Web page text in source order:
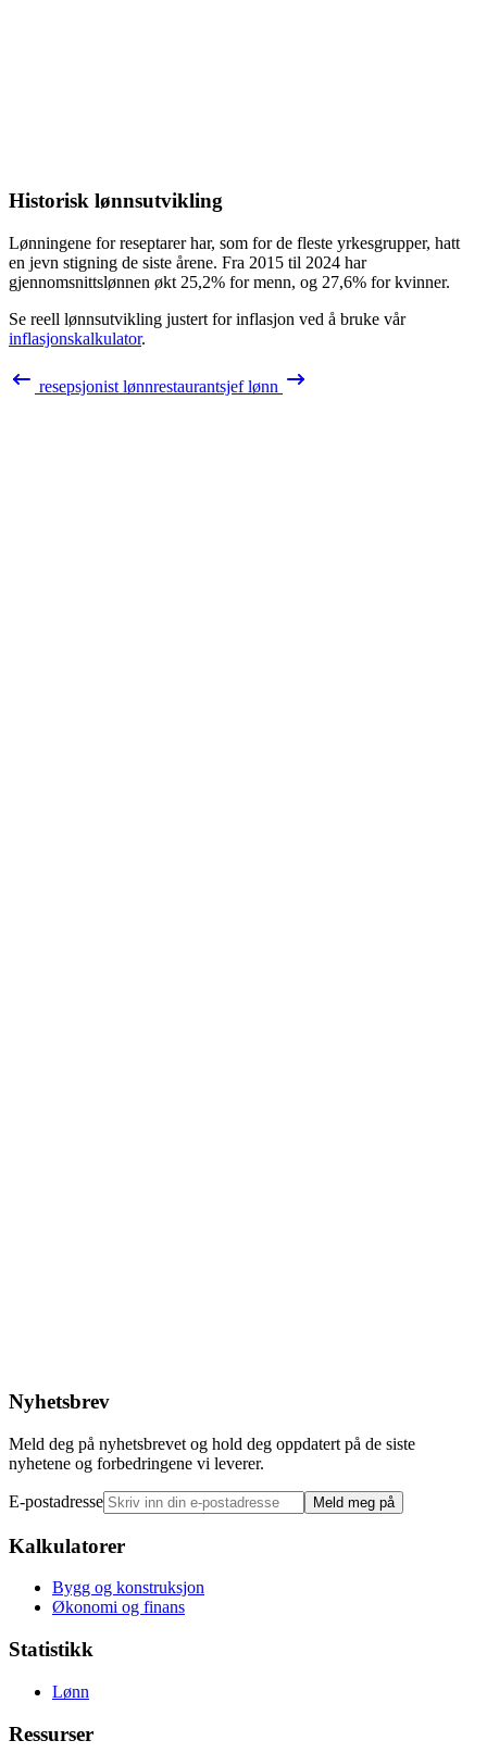
Historisk lønnsutvikling
Lønningene forreseptarerhar, som for de fleste yrkesgrupper, hatt
en jevn stigning de siste årene. Fra 2015 til 2024 har
gjennomsnittslønnen økt 25,2% for menn, og 27,6% for kvinner.
Se reell lønnsutvikling justert for inflasjon ved å bruke vår
inflasjonskalkulator.
resepsjonist lønnrestaurantsjeflønn
Nyhetsbrev
Meld deg på nyhetsbrevet og hold deg oppdatert på de siste
nyhetene og forbedringene vi leverer.
E-postadresse Meld meg på
Kalkulatorer
Bygg og konstruksjon
Økonomi og finans
Statistikk
Lønn
Ressurser